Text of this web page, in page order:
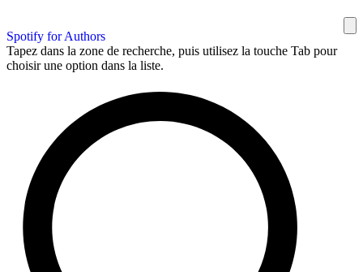
Spotify for Authors
Tapez dans la zone de recherche, puis utilisez la touche Tab pour
choisir une option dans la liste.